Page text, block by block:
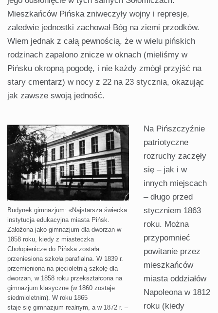
Mieszkańców Pińska zniweczyły wojny i represje,
zaledwie jednostki zachował Bóg na ziemi przodków.
Wiem jednak z całą pewnością, że w wielu pińskich
rodzinach zapalono znicze w oknach (mieliśmy w
Pińsku okropną pogodę, i nie każdy zmógł przyjść na
stary cmentarz) w nocy z 22 na 23 stycznia, okazując
jak zawsze swoją jedność.
Budynek gimnazjum: «Najstarsza świecka
instytucja edukacyjna miasta Pińsk.
Założona jako gimnazjum dla dworzan w
1858 roku, kiedy z miasteczka
Chołopienicze do Pińska została
przeniesiona szkoła parafialna. W 1839 r.
przemieniona na pięcioletnią szkołę dla
dworzan, w 1858 roku przekształcona na
gimnazjum klasyczne (w 1860 zostaje
siedmioletnim). W roku 1865
staje się gimnazjum realnym, a w 1872 r. –
Na Pińszczyźnie
patriotyczne
rozruchy zaczęły
się – jak i w
innych miejscach
– długo przed
styczniem 1863
roku. Można
przypomnieć
powitanie przez
mieszkańców
miasta oddziałów
Napoleona w 1812
roku (kiedy